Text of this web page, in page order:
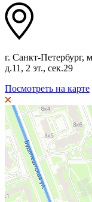
г. Санкт-Петербург,
д.11, 2 эт., сек.29
Посмотреть на карте